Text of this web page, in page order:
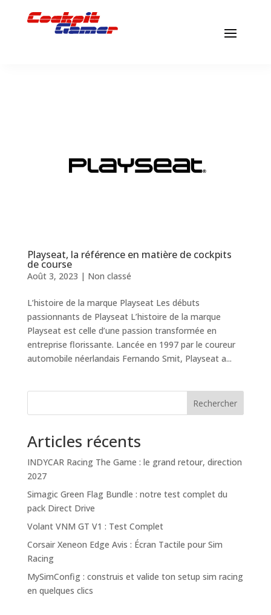
Playseat, la référence en matière de cockpits
de course
Août 3, 2023 | Non classé
L’histoire de la marque Playseat Les débuts
passionnants de Playseat L’histoire de la marque
Playseat est celle d’une passion transformée en
entreprise florissante. Lancée en 1997 par le coureur
automobile néerlandais Fernando Smit, Playseat a...
Rechercher
Articles récents
INDYCAR Racing The Game : le grand retour, direction
2027
Simagic Green Flag Bundle : notre test complet du
pack Direct Drive
Volant VNM GT V1 : Test Complet
Corsair Xeneon Edge Avis : Écran Tactile pour Sim
Racing
MySimConfig : construis et valide ton setup sim racing
en quelques clics